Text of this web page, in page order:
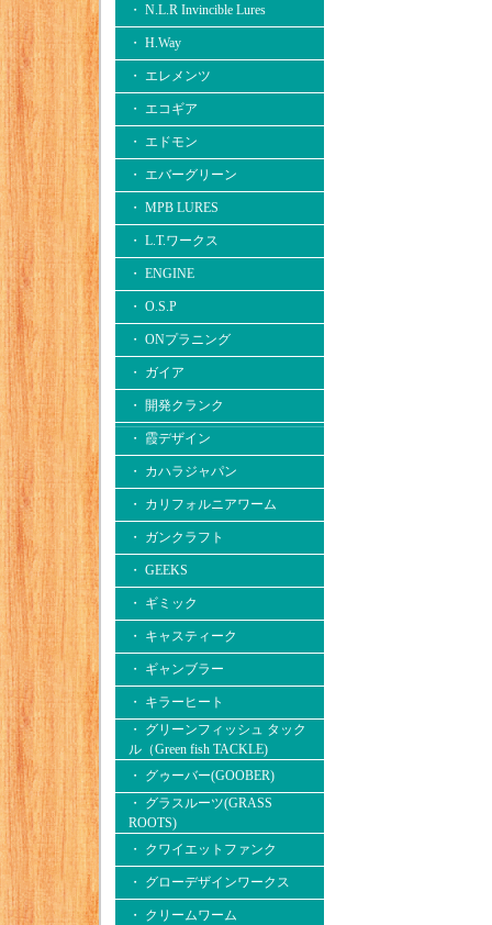
・ N.L.R Invincible Lures
・ H.Way
・ エレメンツ
・ エコギア
・ エドモン
・ エバーグリーン
・ MPB LURES
・ L.T.ワークス
・ ENGINE
・ O.S.P
・ ONプラニング
・ ガイア
・ 開発クランク
・ 霞デザイン
・ カハラジャパン
・ カリフォルニアワーム
・ ガンクラフト
・ GEEKS
・ ギミック
・ キャスティーク
・ ギャンブラー
・ キラーヒート
・ グリーンフィッシュ タック
ル（Green fish TACKLE)
・ グゥーバー(GOOBER)
・ グラスルーツ(GRASS
ROOTS)
・ クワイエットファンク
・ グローデザインワークス
・ クリームワーム